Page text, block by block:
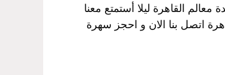
القاهرة ليلا أستمتع معنا
اتصل بنا الان و احجز سهرة